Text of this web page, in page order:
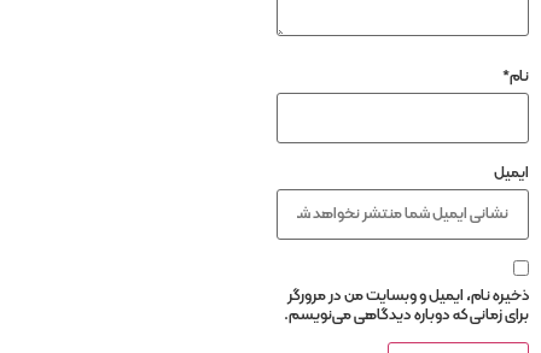
نام*
ایمیل
ذخیره نام، ایمیل و وبسایت من در مرورگر
برای زمانی که دوباره دیدگاهی می‌نویسم.